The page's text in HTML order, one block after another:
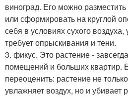
виноград. Его можно
или сформировать на круглой
себя в условиях сухого
требует опрыскивания и тени.
3. фикус. Это растение -
помещений и больших квартир.
переоценить: растение не
увлажняет воздух, но и убивает